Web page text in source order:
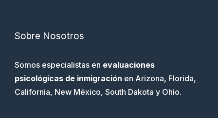
Sobre Nosotros
Somos especialistas en evaluaciones
psicológicas de inmigración en Arizona, Florida,
California, New México, South Dakota y Ohio.